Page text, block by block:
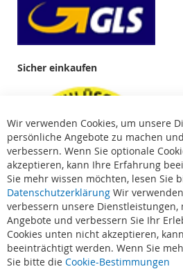
Sicher einkaufen
Suchbegriffe
Wir verwenden Cookies, um unsere
persönliche Angebote zu machen
verbessern. Wenn Sie optionale
akzeptieren, kann Ihre Erfahrung
Sie mehr wissen möchten, lesen Sie
Datenschutzerklärung Wir
verbessern unsere Dienstleistungen,
Angebote und verbessern Sie Ihr
Cookies unten nicht akzeptieren,
beeinträchtigt werden. Wenn Sie
Sie bitte die Cookie-Bestimmungen